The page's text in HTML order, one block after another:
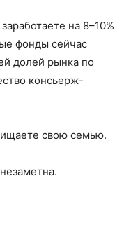
на 8–10%
фонды сейчас
долей рынка по
консьерж-
свою семью.